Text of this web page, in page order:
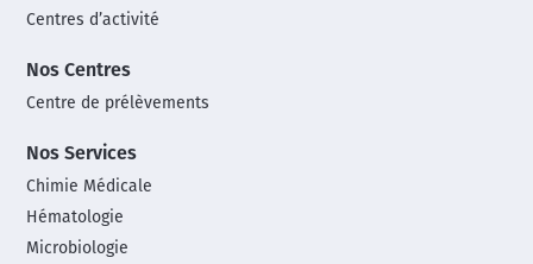
Centres d’activité
Nos Centres
Centre de prélèvements
Nos Services
Chimie Médicale
Hématologie
Microbiologie